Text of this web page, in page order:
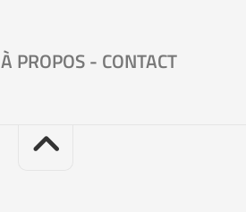
À PROPOS- CONTACT